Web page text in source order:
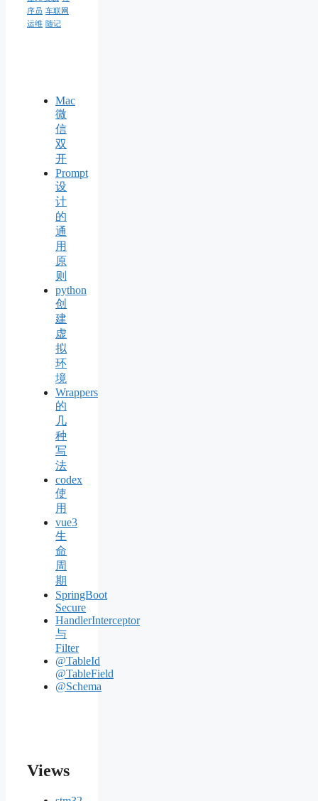
序员 车联网
运维 随记
Mac
微
信
双
开
Prompt
设
计
的
通
用
原
则
python
创
建
虚
拟
环
境
Wrappers
的
几
种
写
法
codex
使
用
vue3
生
命
周
期
SpringBoot
Secure
HandlerInterceptor
与
Filter
@TableId
@TableField
@Schema
Views